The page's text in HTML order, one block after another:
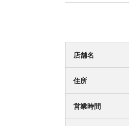
店舗名
住所
営業時間